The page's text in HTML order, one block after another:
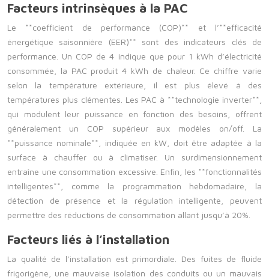
Facteurs intrinsèques à la PAC
Le **coefficient de performance (COP)** et l’**efficacité
énergétique saisonnière (EER)** sont des indicateurs clés de
performance. Un COP de 4 indique que pour 1 kWh d’électricité
consommée, la PAC produit 4 kWh de chaleur. Ce chiffre varie
selon la température extérieure, il est plus élevé à des
températures plus clémentes. Les PAC à **technologie inverter**,
qui modulent leur puissance en fonction des besoins, offrent
généralement un COP supérieur aux modèles on/off. La
**puissance nominale**, indiquée en kW, doit être adaptée à la
surface à chauffer ou à climatiser. Un surdimensionnement
entraîne une consommation excessive. Enfin, les **fonctionnalités
intelligentes**, comme la programmation hebdomadaire, la
détection de présence et la régulation intelligente, peuvent
permettre des réductions de consommation allant jusqu’à 20%.
Facteurs liés à l’installation
La qualité de l’installation est primordiale. Des fuites de fluide
frigorigène, une mauvaise isolation des conduits ou un mauvais